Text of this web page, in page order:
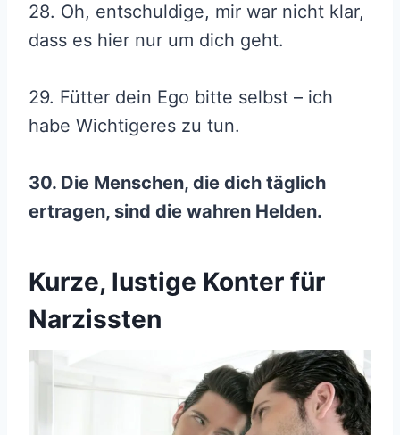
28. Oh, entschuldige, mir war nicht klar,
dass es hier nur um dich geht.
29. Fütter dein Ego bitte selbst – ich
habe Wichtigeres zu tun.
30. Die Menschen, die dich täglich
ertragen, sind die wahren Helden.
Kurze, lustige Konter für
Narzissten